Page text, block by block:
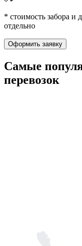
* стоимость забора и
отдельно
Оформить заявку
Самые
перевозок